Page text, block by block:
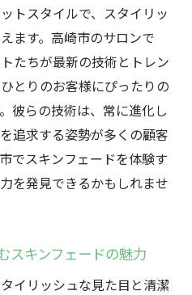
トスタイルで、スタイリッ
ます。高崎市のサロンで
たちが最新の技術とトレン
とりのお客様にぴったりの
彼らの技術は、常に進化し
追求する姿勢が多くの顧客
でスキンフェードを体験す
を発見できるかもしれませ
スキンフェードの魅力
イリッシュな見た目と清潔